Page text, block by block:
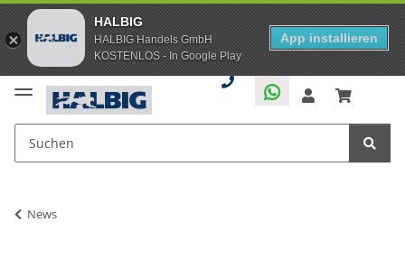
HALBIG
HALBIG Handels GmbH
KOSTENLOS - In Google Play
App installieren
News